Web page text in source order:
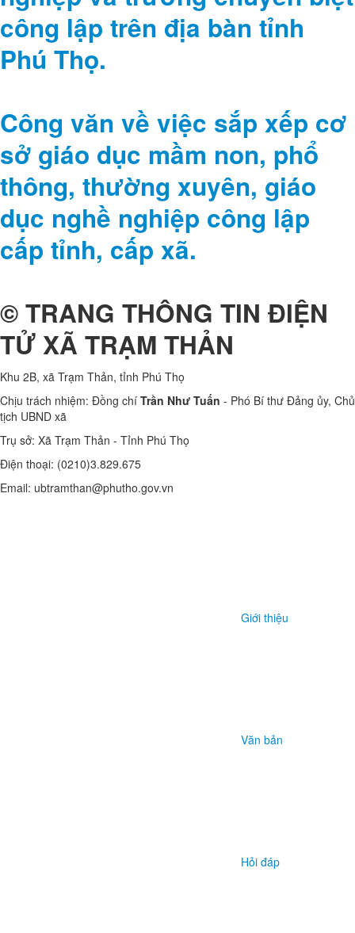
công lập trên địa bàn tỉnh
Phú Thọ.
Công văn về việc sắp xếp cơ
sở giáo dục mầm non, phổ
thông, thường xuyên, giáo
dục nghề nghiệp công lập
cấp tỉnh, cấp xã.
© TRANG THÔNG TIN ĐIỆN
TỬ XÃ TRẠM THẢN
Khu 2B, xã Trạm Thản, tỉnh Phú Thọ
Chịu trách nhiệm: Đồng chí Trần Như Tuấn - Phó Bí thư Đảng ủy, Chủ
tịch UBND xã
Trụ sở: Xã Trạm Thản - Tỉnh Phú Thọ
Điện thoại: (0210)3.829.675
Email: ubtramthan@phutho.gov.vn
Giới thiệu
Văn bản
Hỏi đáp